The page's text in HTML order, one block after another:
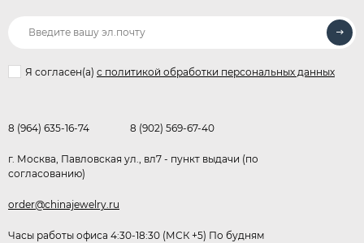
Я согласен(a) с политикой обработки персональных данных
8 (964) 635-16-74 8 (902) 569-67-40
г. Москва, Павловская ул., вл7 - пункт выдачи (по
согласованию)
order@chinajewelry.ru
Часы работы офиса 4:30-18:30 (МСК +5) По будням